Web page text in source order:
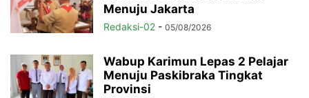
Menuju Jakarta
Redaksi-02 - 05/08/2026
Wabup Karimun Lepas 2 Pelajar
Menuju Paskibraka Tingkat
Provinsi